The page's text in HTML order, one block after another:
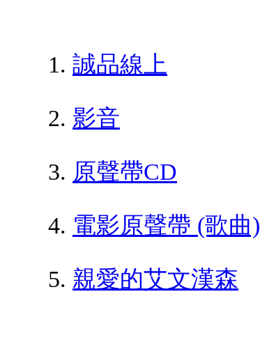
誠品線上
影音
原聲帶CD
電影原聲帶 (歌曲)
親愛的艾文漢森